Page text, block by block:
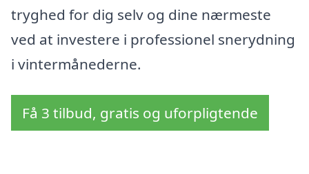
tryghed for dig selv og dine nærmeste
ved at investere i professionel snerydning
i vintermånederne.
Få 3 tilbud, gratis og uforpligtende